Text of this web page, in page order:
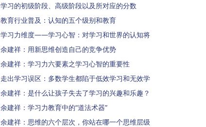
学习的初级阶段、高级阶段以及所对应的分数
教育行业普及：认知的五个级别和教育
学习力维度——学习心智：对学习和世界的认知将
余建祥：用新思维创造自己的竞争优势
余建祥：学习力六要素之学习心智的重要性
走出学习误区：多数学生都陷于低效学习和无效学
余建祥：是什么让孩子失去了学习的兴趣和乐趣？
余建祥：学习力教育中的“道法术器”
余建祥：思维的六个层次，你站在哪一个思维层级